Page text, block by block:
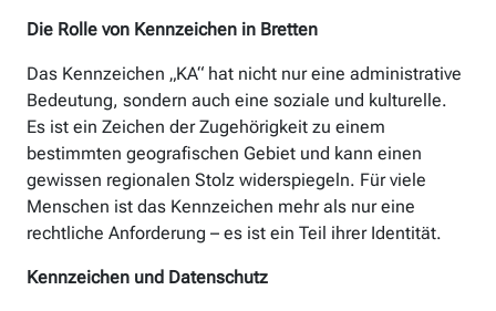
Die Rolle von Kennzeichen in Bretten
Das Kennzeichen „KA“ hat nicht nur eine administrative
Bedeutung, sondern auch eine soziale und kulturelle.
Es ist ein Zeichen der Zugehörigkeit zu einem
bestimmten geografischen Gebiet und kann einen
gewissen regionalen Stolz widerspiegeln. Für viele
Menschen ist das Kennzeichen mehr als nur eine
rechtliche Anforderung – es ist ein Teil ihrer Identität.
Kennzeichen und Datenschutz